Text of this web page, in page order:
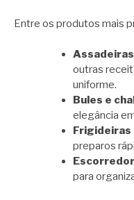
Entre os produtos mais
Assadeiras
outras
uniforme.
Bules e
elegância
Frigideiras
preparos
para